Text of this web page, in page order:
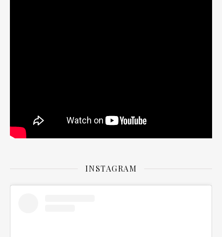
INSTAGRAM